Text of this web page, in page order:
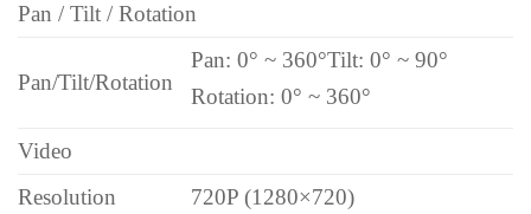
Pan / Tilt / Rotation
Pan/Tilt/Rotation
Pan: 0° ~ 360°Tilt: 0° ~ 90°
Rotation: 0° ~ 360°
Video
Resolution
720P (1280×720)